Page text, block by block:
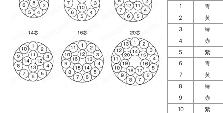
1
青
2
黄
3
緑
4
赤
5
紫
6
青
7
黄
8
緑
9
赤
10
紫